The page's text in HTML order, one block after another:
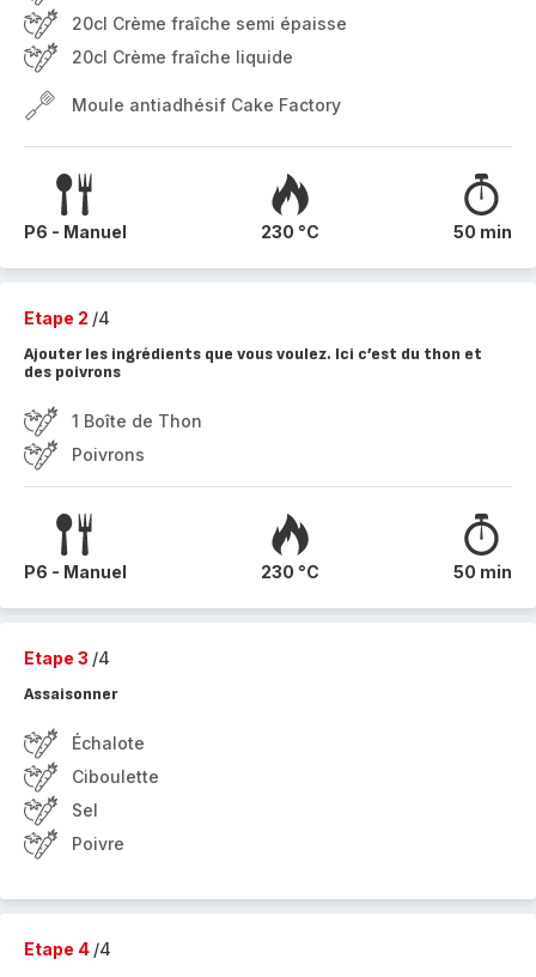
20cl Crème fraîche semi épaisse
20cl Crème fraîche liquide
Moule antiadhésif Cake Factory
P6 - Manuel 230 °C 50 min
Etape 2 /4
Ajouter les ingrédients que vous voulez. Ici c’est du thon et
des poivrons
1 Boîte de Thon
Poivrons
P6 - Manuel 230 °C 50 min
Etape 3 /4
Assaisonner
Échalote
Ciboulette
Sel
Poivre
Etape 4 /4